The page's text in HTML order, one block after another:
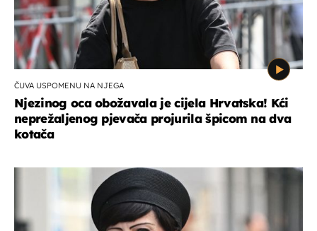
ČUVA USPOMENU NA NJEGA
Njezinog oca obožavala je cijela Hrvatska! Kći
neprežaljenog pjevača projurila špicom na dva
kotača